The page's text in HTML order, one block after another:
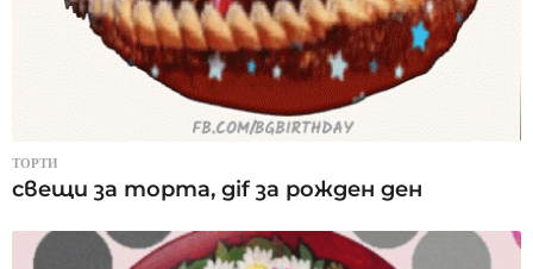
ТОРТИ
свещи за торта, gif за рожден ден